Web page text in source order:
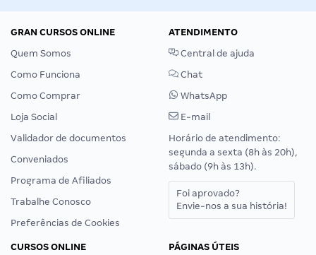
GRAN CURSOS ONLINE
Quem Somos
Como Funciona
Como Comprar
Loja Social
Validador de documentos
Conveniados
Programa de Afiliados
Trabalhe Conosco
Preferências de Cookies
ATENDIMENTO
Central de ajuda
Chat
WhatsApp
E-mail
Horário de atendimento:
segunda a sexta (8h às 20h),
sábado (9h às 13h).
Foi aprovado?
Envie-nos a sua história!
CURSOS ONLINE
PÁGINAS ÚTEIS